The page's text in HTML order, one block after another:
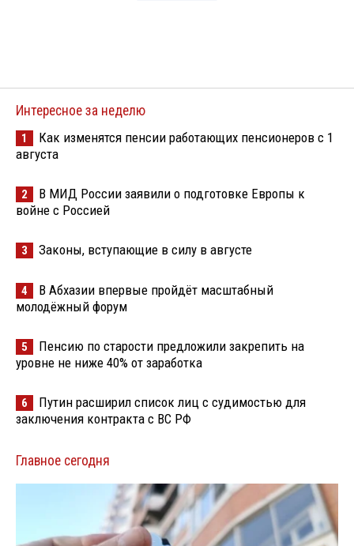
Интересное за неделю
1
Как изменятся пенсии работающих пенсионеров с 1
августа
2
В МИД России заявили о подготовке Европы к
войне с Россией
3 Законы, вступающие в силу в августе
4
В Абхазии впервые пройдёт масштабный
молодёжный форум
5
Пенсию по старости предложили закрепить на
уровне не ниже 40% от заработка
6
Путин расширил список лиц с судимостью для
заключения контракта с ВС РФ
Главное сегодня